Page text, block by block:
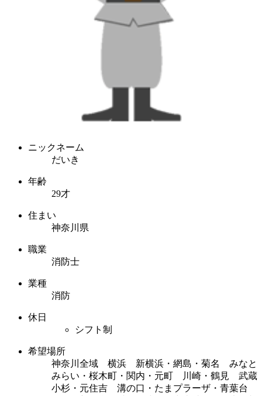
ニックネーム
だいき
年齢
29才
住まい
神奈川県
職業
消防士
業種
消防
休日
シフト制
希望場所
神奈川全域 横浜 新横浜・網島・菊名 みなと
みらい・桜木町・関内・元町 川崎・鶴見 武蔵
小杉・元住吉 溝の口・たまプラーザ・青葉台